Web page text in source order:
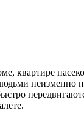
квартире